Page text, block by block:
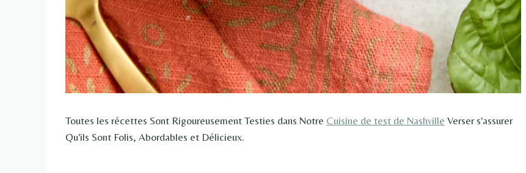
Toutes les récettes Sont Rigoureusement Testies dans Notre Cuisine de test de Nashville Verser s'assurer
Qu'ils Sont Folis, Abordables et Délicieux.